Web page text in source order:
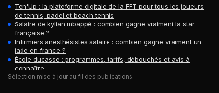
Ten'Up : la plateforme digitale de la FFT pour tous les joueurs
de tennis, padel et beach tennis
Salaire de kylian mbappé : combien gagne vraiment la star
française ?
Infirmiers anesthésistes salaire : combien gagne vraiment un
iade en france ?
École ducasse : programmes, tarifs, débouchés et avis à
connaître
Sélection mise à jour au fil des publications.